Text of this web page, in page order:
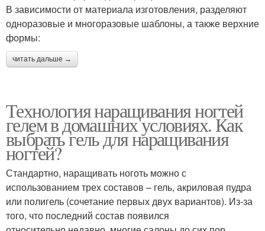
В зависимости от материала изготовления, разделяют
одноразовые и многоразовые шаблоны, а также верхние
формы:
читать дальше →
Технология наращивания ногтей
гелем в домашних условиях. Как
выбрать гель для наращивания
ногтей?
Стандартно, наращивать ноготь можно с
использованием трех составов – гель, акриловая пудра
или полигель (сочетание первых двух вариантов). Из-за
того, что последний состав появился